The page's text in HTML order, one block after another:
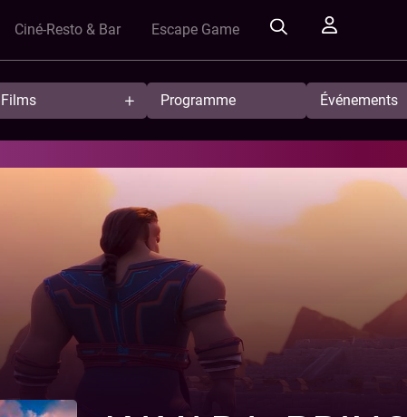
Ciné-Resto & Bar Escape Game
Films
Showing in English
Programme Événements